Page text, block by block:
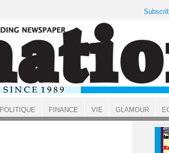
POLITIQUE FINANCE VIE GLAMOUR